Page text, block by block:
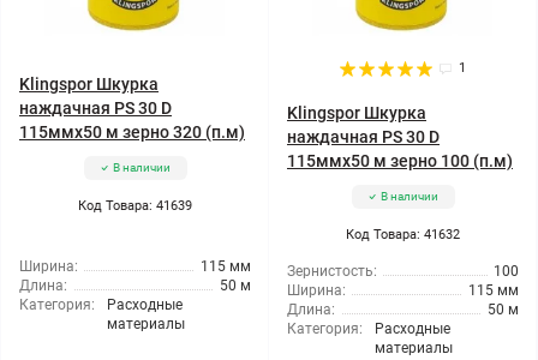
Klingspor Шкурка
наждачная PS 30 D
115ммx50 м зерно 320 (п.м)
В наличии
Код Товара: 41639
Ширина:
115 мм
Длина:
50 м
Категория:
Расходные
материалы
1
Klingspor Шкурка
наждачная PS 30 D
115ммx50 м зерно 100 (п.м)
В наличии
Код Товара: 41632
Зернистость:
100
Ширина:
115 мм
Длина:
50 м
Категория:
Расходные
материалы